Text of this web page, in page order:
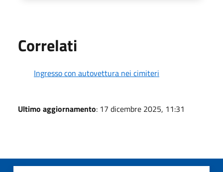
Correlati
Ingresso con autovettura nei cimiteri
Ultimo aggiornamento: 17 dicembre 2025, 11:31